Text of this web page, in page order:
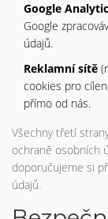
Google
Google
údajů.
Reklamní sítě
cookies pro
přímo od nás.
Všechny třetí
ochraně osobních
doporučujeme si
údajů.